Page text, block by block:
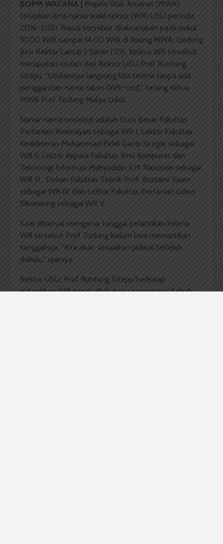
BOPM WACANA | Majelis Wali Amanat (MWA)
tetapkan lima nama wakil rektor (WR) USU periode
2016-2021. Rapat tersebut dilaksanakan pada pukul
10.00 WIB sampai 14.00 WIB di Ruang MWA, Gedung
Biro Rektor Lantai 3 Senin (7/3). Kelima WR tersebut
merupakan usulan dari Rektor USU Prof Runtung
Sitepu. “Usulannya langsung kita terima tanpa ada
penggantian nama calon (WR—red),” terang Ketua
MWA Prof Todung Mulya Lubis.
Nama-nama tersebut adalah Guru Besar Fakultas
Pertanian Rosmayati sebagai WR I, Lektor Fakultas
Kedokteran Muhammad Fidel Ganis Siregar sebagai
WR II, Lektor Kepala Fakultas Ilmu Komputer dan
Teknologi Informasi Mahyuddin K.M Nasution sebagai
WR III, Dekan Fakultas Teknik Prof. Bustami Syam
sebagai WR IV, dan Lektor Fakultas Pertanian Luhut
Sihombing sebagai WR V.
Saat ditanyai mengenai tanggal pelantikan kelima
WR tersebut Prof Todung belum bisa memastikan
tanggalnya. “Kita akan sesuaikan jadwal terlebih
dahulu,” ujarnya.
Rektor USU, Prof Runtung Sitepu berharap
pelantikan WR dapat dilakukan secepatnya. Sebab